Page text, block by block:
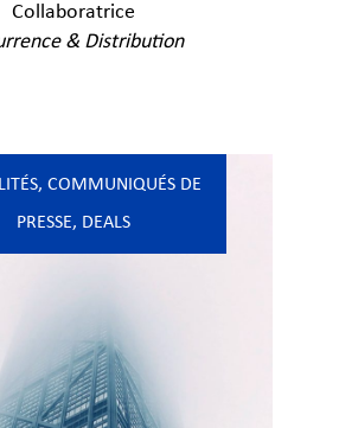
Collaboratrice
& Distribution
,COMMUNIQUÉS DE
PRESSE, DEALS